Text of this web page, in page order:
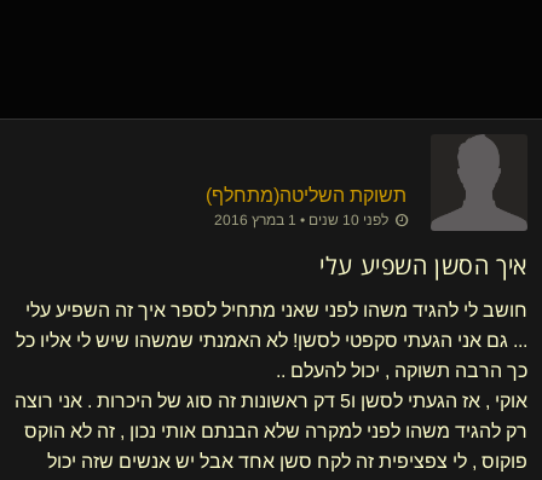
תשוקת השליטה​(מתחלף)
לפני 10 שנים • 1 במרץ 2016
איך הסשן השפיע עלי
חושב לי להגיד משהו לפני שאני מתחיל לספר איך זה השפיע עלי
... גם אני הגעתי סקפטי לסשן! לא האמנתי שמשהו שיש לי אליו כל
כך הרבה תשוקה , יכול להעלם ..
אוקי , אז הגעתי לסשן ו5 דק ראשונות זה סוג של היכרות . אני רוצה
רק להגיד משהו לפני למקרה שלא הבנתם אותי נכון , זה לא הוקס
פוקוס , לי צפציפית זה לקח סשן אחד אבל יש אנשים שזה יכול